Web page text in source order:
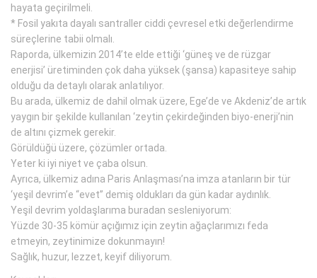
hayata geçirilmeli.
* Fosil yakıta dayalı santraller ciddi çevresel etki değerlendirme
süreçlerine tabii olmalı.
Raporda, ülkemizin 2014’te elde ettiği ‘güneş ve de rüzgar
enerjisi’ üretiminden çok daha yüksek (şansa) kapasiteye sahip
olduğu da detaylı olarak anlatılıyor.
Bu arada, ülkemiz de dahil olmak üzere, Ege’de ve Akdeniz’de artık
yaygın bir şekilde kullanılan ‘zeytin çekirdeğinden biyo-enerji’nin
de altını çizmek gerekir.
Görüldüğü üzere, çözümler ortada.
Yeter ki iyi niyet ve çaba olsun.
Ayrıca, ülkemiz adına Paris Anlaşması’na imza atanların bir tür
‘yeşil devrim’e “evet” demiş oldukları da gün kadar aydınlık.
Yeşil devrim yoldaşlarıma buradan sesleniyorum:
Yüzde 30-35 kömür açığımız için zeytin ağaçlarımızı feda
etmeyin, zeytinimize dokunmayın!
Sağlık, huzur, lezzet, keyif diliyorum.